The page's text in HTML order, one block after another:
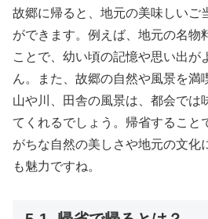
故郷に帰ると、地元の美味しいご
ができます。例えば、地元の名物
ことで、幼い頃の記憶や思い出が
ん。また、故郷の自然や風景を満
山や川、田舎の風景は、都会では
てくれるでしょう。帰省すること
がちな自然の美しさや地元の文化
も魅力ですね。